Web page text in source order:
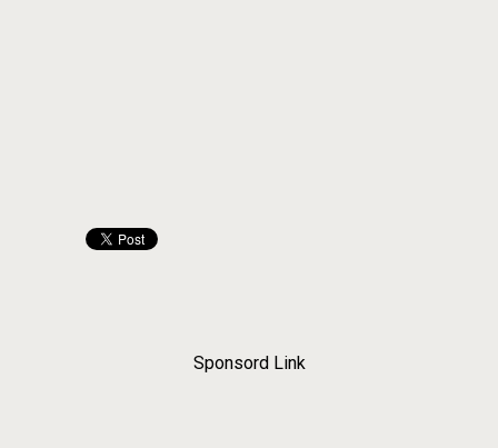
Sponsord Link